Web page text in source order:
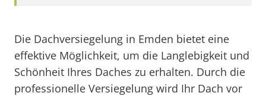
Die Dachversiegelung in Emden bietet eine
effektive Möglichkeit, um die Langlebigkeit und
Schönheit Ihres Daches zu erhalten. Durch die
professionelle Versiegelung wird Ihr Dach vor